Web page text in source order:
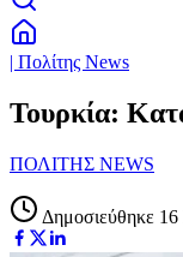
| Πολίτης News
Τουρκία:
ΠΟΛΙΤΗΣ NEWS
Δημοσιεύθηκε 16